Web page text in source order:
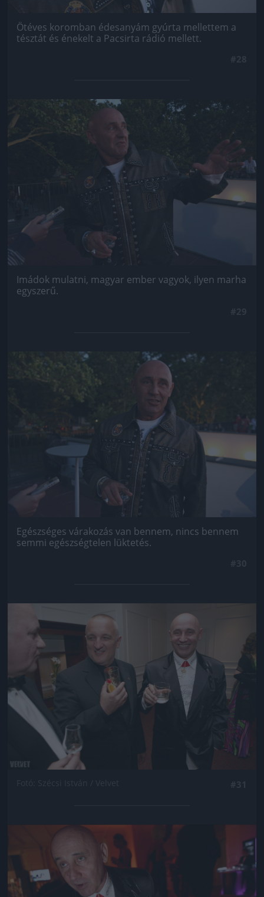
Ötéves koromban édesanyám gyúrta mellettem a
tésztát és énekelt a Pacsirta rádió mellett.
Jön még kép!
Imádok mulatni, magyar ember vagyok, ilyen marha
egyszerű.
Jön még kép!
Egészséges várakozás van bennem, nincs bennem
semmi egészségtelen lüktetés.
Jön még kép!
Jön még kép!